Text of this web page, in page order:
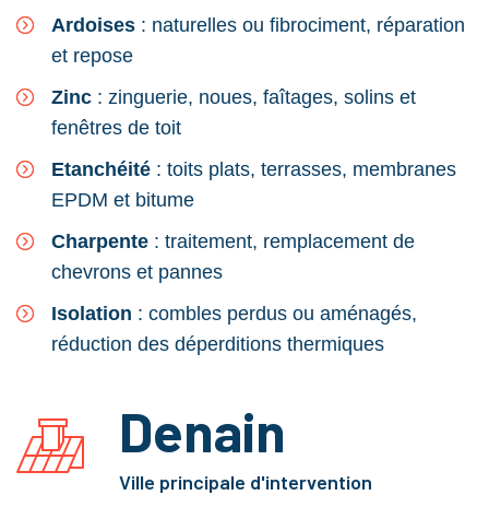
Ardoises : naturelles ou fibrociment, réparation
et repose
Zinc : zinguerie, noues, faîtages, solins et
fenêtres de toit
Etanchéité : toits plats, terrasses, membranes
EPDM et bitume
Charpente : traitement, remplacement de
chevrons et pannes
Isolation : combles perdus ou aménagés,
réduction des déperditions thermiques
Denain
Ville principale d'intervention